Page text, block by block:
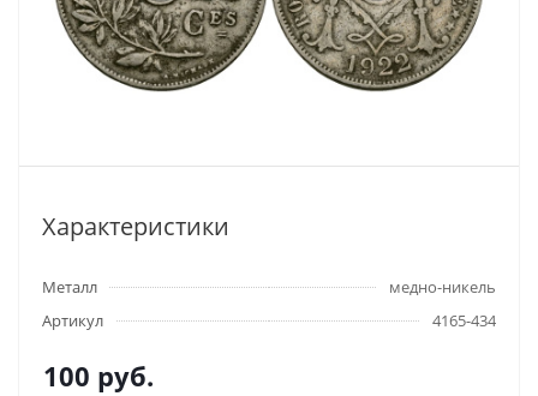
Характеристики
Металл
медно-никель
Артикул
4165-434
100 руб.